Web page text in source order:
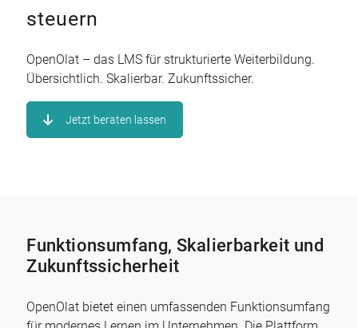
steuern
OpenOlat – das LMS für strukturierte Weiterbildung.
Übersichtlich. Skalierbar. Zukunftssicher.
Jetzt beraten lassen
Funktionsumfang, Skalierbarkeit und
Zukunftssicherheit
OpenOlat bietet einen umfassenden Funktionsumfang